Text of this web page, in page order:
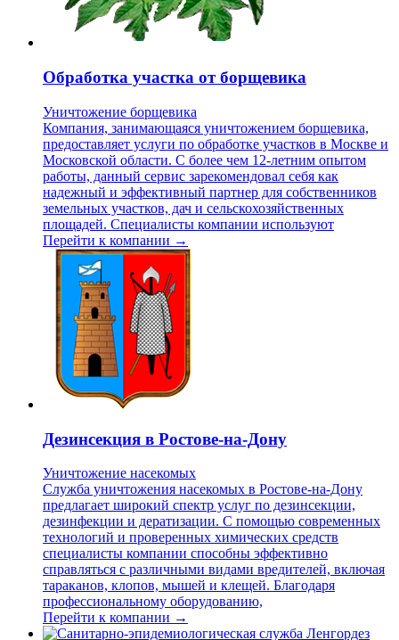
Обработка участка от борщевика
Уничтожение борщевика
Компания, занимающаяся уничтожением борщевика,
предоставляет услуги по обработке участков в Москве и
Московской области. С более чем 12-летним опытом
работы, данный сервис зарекомендовал себя как
надежный и эффективный партнер для собственников
земельных участков, дач и сельскохозяйственных
площадей. Специалисты компании используют
Перейти к компании →
Дезинсекция в Ростове-на-Дону
Уничтожение насекомых
Служба уничтожения насекомых в Ростове-на-Дону
предлагает широкий спектр услуг по дезинсекции,
дезинфекции и дератизации. С помощью современных
технологий и проверенных химических средств
специалисты компании способны эффективно
справляться с различными видами вредителей, включая
тараканов, клопов, мышей и клещей. Благодаря
профессиональному оборудованию,
Перейти к компании →